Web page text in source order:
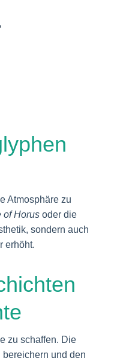
Atmosphäre zu
of Horus oder die
sondern auch
erhöht.
zu schaffen. Die
und den